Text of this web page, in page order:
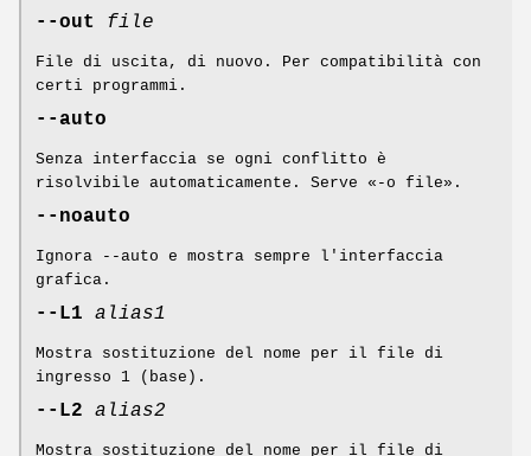
--out file
File di uscita, di nuovo. Per compatibilità con
certi programmi.
--auto
Senza interfaccia se ogni conflitto è
risolvibile automaticamente. Serve «-o file».
--noauto
Ignora --auto e mostra sempre l'interfaccia
grafica.
--L1 alias1
Mostra sostituzione del nome per il file di
ingresso 1 (base).
--L2 alias2
Mostra sostituzione del nome per il file di